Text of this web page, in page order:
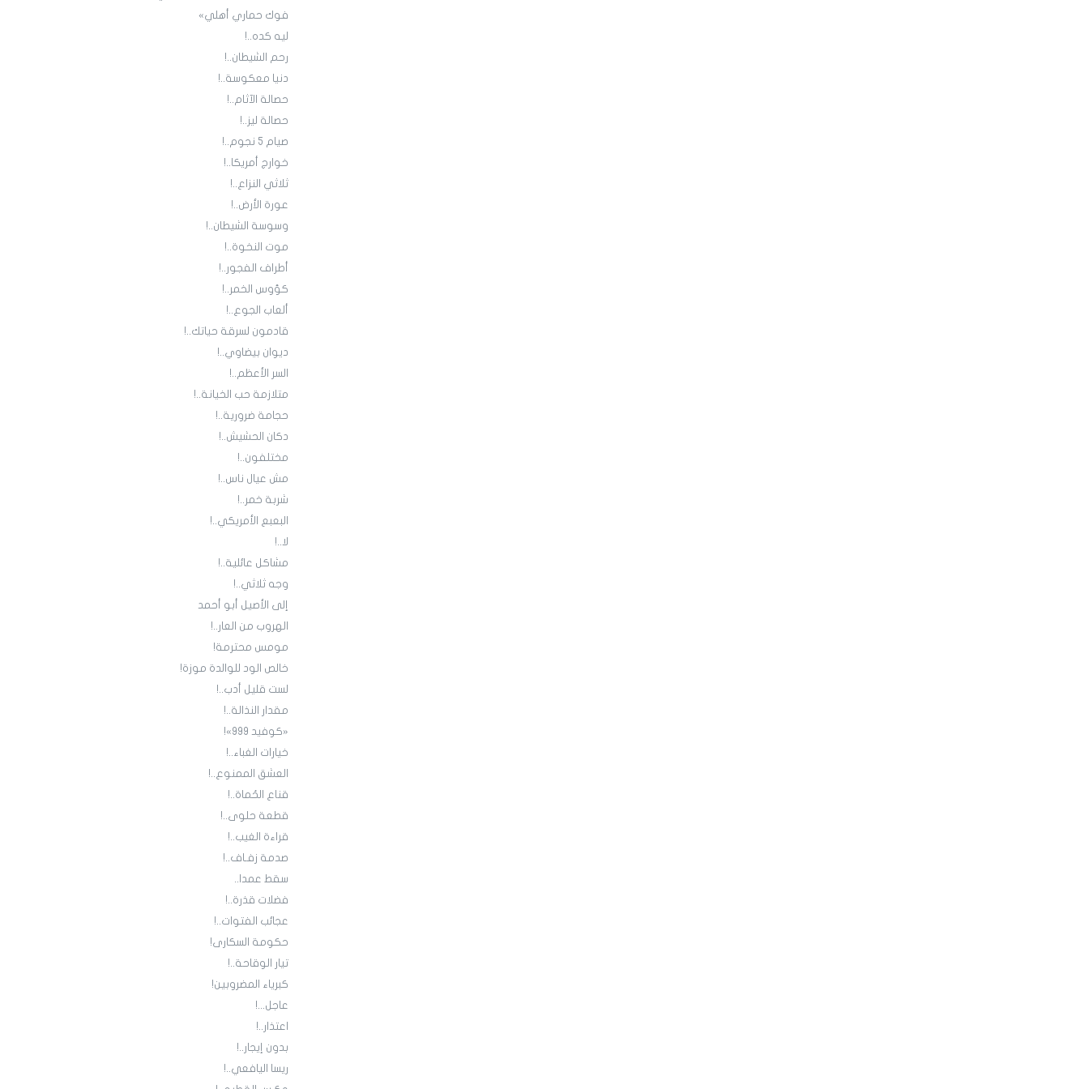
فوك حماري أهلي»
ليه كده..!
رحم الشيطان..!
دنيا معكوسة..!
حصالة الآثام..!
حصالة ليز..!
صيام 5 نجوم..!
خوارج أمريكا..!
ثلاثي النزاع..!
عورة الأرض..!
وسوسة الشيطان..!
موت النخوة..!
أطراف الفجور..!
كؤوس الخمر..!
ألعاب الجوع..!
قادمون لسرقة حياتك..!
ديوان بيضاوي..!
السر الأعظم..!
متلازمة حب الخيانة..!
حجامة ضرورية..!
دكان الحشيش..!
مختلفون..!
مش عيال ناس..!
شربة خمر..!
البعبع الأمريكي..!
لا..!
مشاكل عائلية..!
وجه ثلاثي..!
إلى الأصيل أبو أحمد
الهروب من العار..!
مومس محترمة!
خالص الود للوالدة موزة!
لست قليل أدب..!
مقدار النذالة..!
«كوفيد 999»!
خيارات الغباء..!
العشق الممنوع..!
قناع الحُماة..!
قطعة حلوى..!
قراءة الغيب..!
صدمة زفـاف..!
سقط عمدا..
فضلات قذرة..!
عجائب الفتوات..!
حكومة السكارى!
تيار الوقاحة..!
كبرياء المضروبين!
عاجل...!
اعتذار..!
بدون إيجار..!
ريسا اليافعي..!